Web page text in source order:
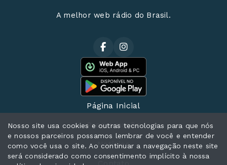
A melhor web rádio do Brasil.
Página Inicial
Programação
Notícias
Nosso site usa cookies e outras tecnologias para que nós
e nossos parceiros possamos lembrar de você e entender
como você usa o site. Ao continuar a navegação neste site
será considerado como consentimento implícito à nossa